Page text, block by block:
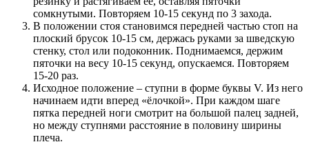
сомкнутыми. Повторяем 10-15 секунд по 3 захода.
В положении стоя становимся передней частью стоп на
плоский брусок 10-15 см, держась руками за шведскую
стенку, стол или подоконник. Поднимаемся, держим
пяточки на весу 10-15 секунд, опускаемся. Повторяем
15-20 раз.
Исходное положение – ступни в форме буквы V. Из него
начинаем идти вперед «ёлочкой». При каждом шаге
пятка передней ноги смотрит на большой палец задней,
но между ступнями расстояние в половину ширины
плеча.